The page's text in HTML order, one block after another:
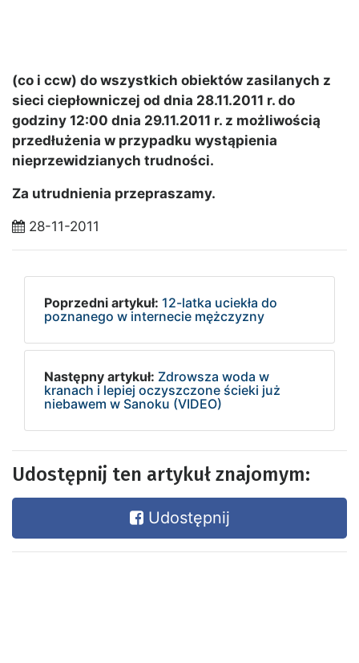
(co i ccw) do wszystkich obiektów zasilanych z
sieci ciepłowniczej od dnia 28.11.2011 r. do
godziny 12:00 dnia 29.11.2011 r. z możliwością
przedłużenia w przypadku wystąpienia
nieprzewidzianych trudności.
Za utrudnienia przepraszamy.
28-11-2011
Poprzedni artykuł: 12-latka uciekła do
poznanego w internecie mężczyzny
Następny artykuł: Zdrowsza woda w
kranach i lepiej oczyszczone ścieki już
niebawem w Sanoku (VIDEO)
Udostępnij ten artykuł znajomym:
Udostępnij